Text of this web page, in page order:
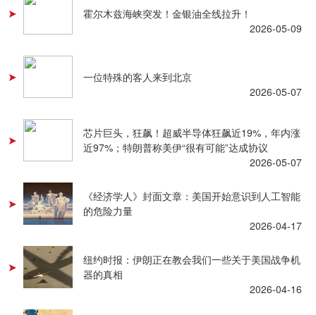
霍尔木兹海峡突发！金银油全线拉升！
2026-05-09
一位特殊的客人来到北京
2026-05-07
芯片巨头，狂飙！超威半导体狂飙近19%，年内涨
近97%；特朗普称美伊“很有可能”达成协议
2026-05-07
《经济学人》封面文章：美国开始意识到人工智能
的危险力量
2026-04-17
纽约时报：伊朗正在教会我们一些关于美国战争机
器的真相
2026-04-16